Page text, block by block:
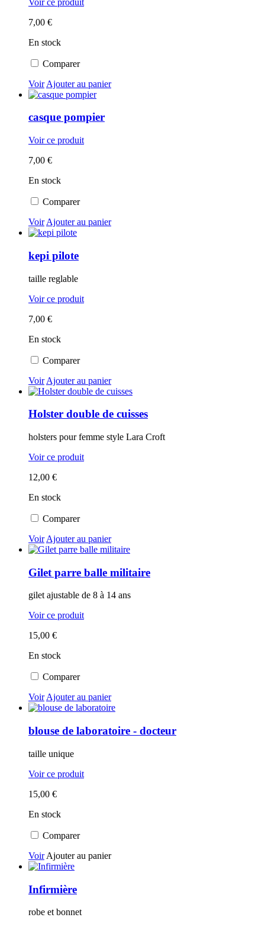
7,00 €
En stock
Comparer
Voir Ajouter au panier
casque pompier
Voir ce produit
7,00 €
En stock
Comparer
Voir Ajouter au panier
kepi pilote
taille reglable
Voir ce produit
7,00 €
En stock
Comparer
Voir Ajouter au panier
Holster double de cuisses
holsters pour femme style Lara Croft
Voir ce produit
12,00 €
En stock
Comparer
Voir Ajouter au panier
Gilet parre balle militaire
gilet ajustable de 8 à 14 ans
Voir ce produit
15,00 €
En stock
Comparer
VoirAjouter au panier
blouse de laboratoire - docteur
taille unique
Voir ce produit
15,00 €
En stock
Comparer
Voir Ajouter au panier
Infirmière
robe et bonnet